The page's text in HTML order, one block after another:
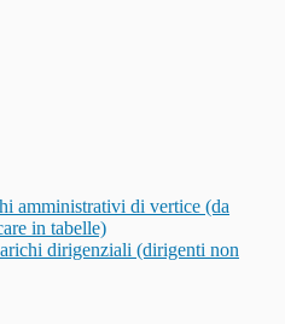
amministrativi di vertice (da
in tabelle)
dirigenziali (dirigenti non